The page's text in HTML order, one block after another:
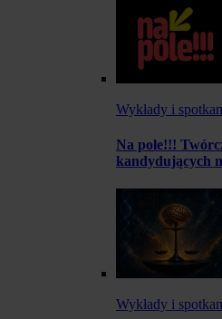
Wykłady i
Na pole!!!
kandydujących
Wykłady i